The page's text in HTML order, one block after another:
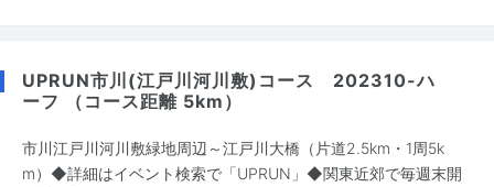
UPRUN市川(江戸川河川敷)コース 202310-ハ
ーフ （コース距離 5km）
市川江戸川河川敷緑地周辺～江戸川大橋（片道2.5km・1周5k
m）◆詳細はイベント検索で「UPRUN」◆関東近郊で毎週末開